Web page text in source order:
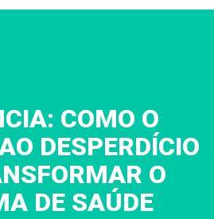
COMO O
DESPERDÍCIO
O
DE SAÚDE